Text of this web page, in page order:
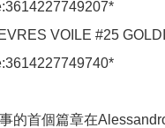
VOILE #25
的首個篇章在